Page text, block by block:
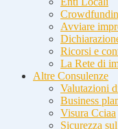
Avviare
Ricorsi e
La Rete di
Altre Consulenze
Valutazioni
Business
Visura Cciaa
Sicurezza